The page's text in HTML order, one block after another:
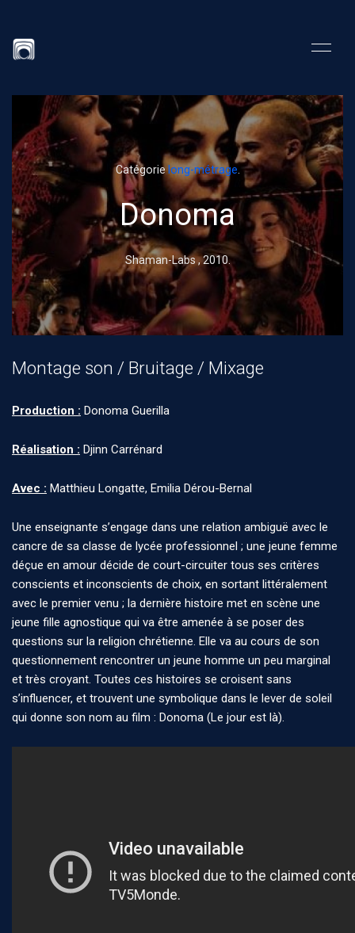
Catégorielong-métrage
Donoma
Shaman-Labs ,2010.
Montage son / Bruitage / Mixage
Production : Donoma Guerilla
Réalisation : Djinn Carrénard
Avec : Matthieu Longatte, Emilia Dérou-Bernal
Une enseignante s’engage dans une relation ambiguë avec le
cancre de sa classe de lycée professionnel ; une jeune femme
déçue en amour décide de court-circuiter tous ses critères
conscients et inconscients de choix, en sortant littéralement
avec le premier venu ; la dernière histoire met en scène une
jeune fille agnostique qui va être amenée à se poser des
questions sur la religion chrétienne. Elle va au cours de son
questionnement rencontrer un jeune homme un peu marginal
et très croyant. Toutes ces histoires se croisent sans
s’influencer, et trouvent une symbolique dans le lever de soleil
qui donne son nom au film : Donoma (Le jour est là).